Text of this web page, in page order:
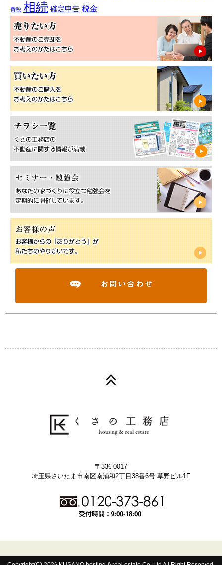
費税 相続 確定申告 税金
〒336-0017
埼玉県さいたま市南区南浦和2丁目38番6号 草野ビル1F